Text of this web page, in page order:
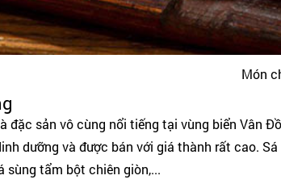
Món
đặc sản vô cùng nổi tiếng tại vùng biển Vân
dưỡng và được bán với giá thành rất cao.
sùng tẩm bột chiên giòn,...